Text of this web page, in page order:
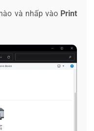
và nhấp vào Print